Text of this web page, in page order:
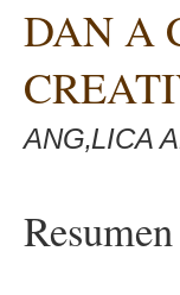
DAN A
ANG‚LICA
Resumen